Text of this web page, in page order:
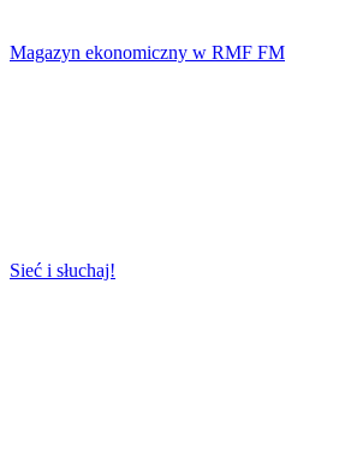
Magazyn ekonomiczny w RMF FM
Sieć i słuchaj!